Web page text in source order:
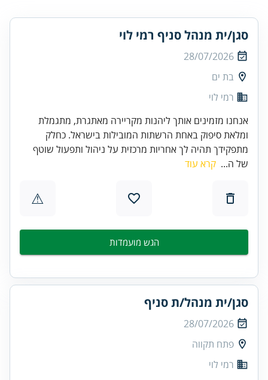
סגן/ית מנהל סניף רמי לוי
28/07/2026
בת ים
רמי לוי
אנחנו מזמינים אותך ליהנות מקריירה מאתגרת, מתגמלת
ומלאת סיפוק באחת הרשתות המובילות בישראל. כחלק
מתפקידך תהיה לך אחריות מרכזית על ניהול ותפעול שוטף
של ה... קרא עוד
⚠
הגש מועמדות
סגן/ית מנהל/ת סניף
28/07/2026
פתח תקווה
רמי לוי